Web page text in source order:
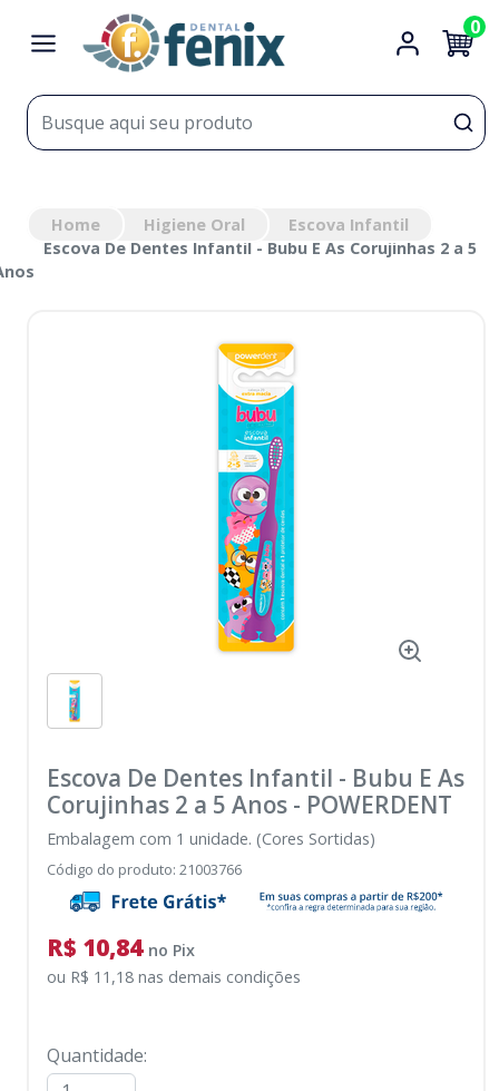
0
Home Higiene Oral
Escova Infantil
Escova De Dentes Infantil - Bubu E As Corujinhas 2 a 5
Escova De Dentes Infantil - Bubu E As
Corujinhas 2 a 5 Anos - POWERDENT
Embalagem com 1 unidade. (Cores Sortidas)
Código do produto: 21003766
R$ 10,84 no Pix
ou R$ 11,18 nas demais condições
Quantidade: